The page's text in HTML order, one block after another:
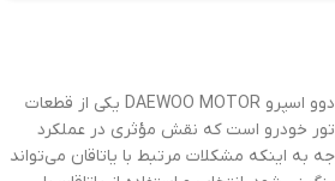
یاتاقان متحرک سایز استاندارد دوو اسپرو DAEWOO MOTOR یکی از قطعات
خودرو است که نقش مؤثری در عملکرد
به اینکه مشکلات مرتبط با یاتاقان می‌تواند